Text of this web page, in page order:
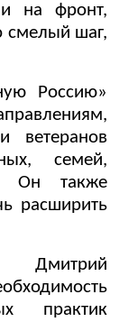
на фронт,
смелый шаг,
Россию»
ветеранов
семей,
Он также
расширить
Дмитрий
практик